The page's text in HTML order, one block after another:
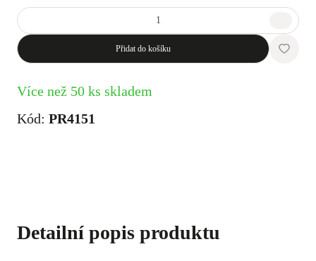
Přidat do košíku
Více než 50 ks skladem
Kód: PR4151
Detailní popis produktu